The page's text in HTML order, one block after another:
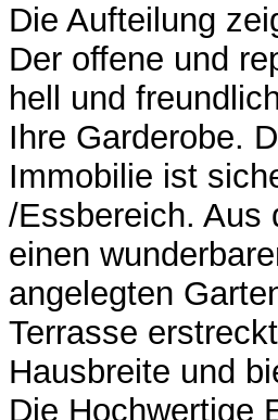
Die Aufteilung
Der offene und
hell und
Ihre Garderobe.
Immobilie ist
/Essbereich. Aus
einen
angelegten
Terrasse
Hausbreite und
Die Hochwertige